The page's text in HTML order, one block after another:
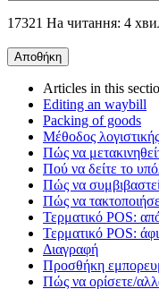
17321 На читання: 4
Αποθήκη
Articles in this
Editing an waybill
Packing of goods
Μέθοδος
Πώς να
Πού να δείτε το
Πώς να
Πώς να
Τερματικό POS:
Τερματικό POS:
Διαγραφή
Προσθήκη
Πώς να ορίσετε/